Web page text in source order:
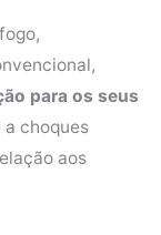
para os seus
choques
aos